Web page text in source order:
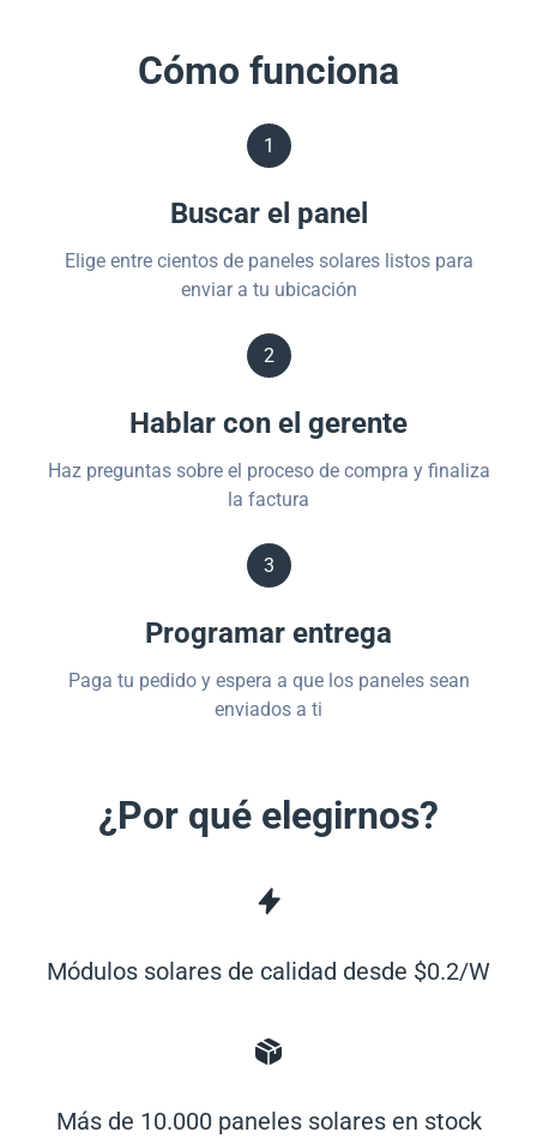
Cómo funciona
1
Buscar el panel
Elige entre cientos de paneles solares listos para
enviar a tu ubicación
2
Hablar con el gerente
Haz preguntas sobre el proceso de compra y finaliza
la factura
3
Programar entrega
Paga tu pedido y espera a que los paneles sean
enviados a ti
¿Por qué elegirnos?
Módulos solares de calidad desde $0.2/W
Más de 10.000 paneles solares en stock